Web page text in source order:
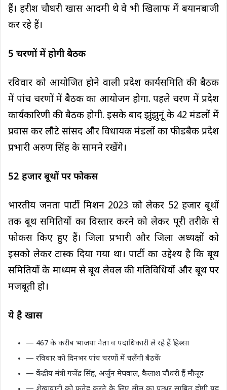
हैं। हरीश चौधरी खास आदमी थे वे भी खिलाफ में बयानबाजी
कर रहे हैं।
5 चरणों में होगी बैठक
रविवार को आयोजित होने वाली प्रदेश कार्यसमिति की बैठक
में पांच चरणों में बैठक का आयोजन होगा. पहले चरण में प्रदेश
कार्यकारिणी की बैठक होगी. इसके बाद झुंझुनूं के 42 मंडलों में
प्रवास कर लौटे सांसद और विधायक मंडलों का फीडबैक प्रदेश
प्रभारी अरुण सिंह के सामने रखेंगे।
52 हजार बूथों पर फोकस
भारतीय जनता पार्टी मिशन 2023 को लेकर 52 हजार बूथों
तक बूथ समितियों का विस्तार करने को लेकर पूरी तरीके से
फोकस किए हुए हैं। जिला प्रभारी और जिला अध्यक्षों को
इसको लेकर टास्क दिया गया था। पार्टी का उद्देश्य है कि बूथ
समितियों के माध्यम से बूथ लेवल की गतिविधियों और बूथ पर
मजबूती हो।
ये है खास
— 467 के करीब भाजपा नेता व पदाधिकारी ले रहे हैं हिस्सा
— रविवार को दिनभर पांच चरणों में चलेंगी बैठकें
— केंद्रीय मंत्री गजेंद्र सिंह, अर्जुन मेघवाल, कैलाश चौधरी हैं मौजूद